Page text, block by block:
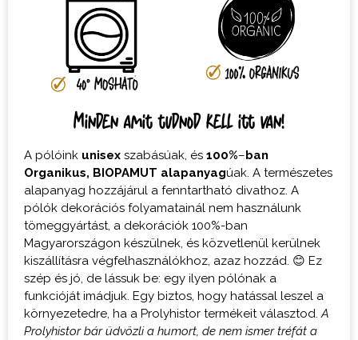
Minden amit tudnod kell itt van!
A pólóink unisex szabásúak, és 100%–ban
Organikus, BIOPAMUT alapanyagúak. A természetes
alapanyag hozzájárul a fenntartható divathoz. A
pólók dekorációs folyamatainál nem használunk
tömeggyártást, a dekorációk 100%-ban
Magyarországon készülnek, és közvetlenül kerülnek
kiszállításra végfelhasználókhoz, azaz hozzád. 😊 Ez
szép és jó, de lássuk be: egy ilyen pólónak a
funkcióját imádjuk. Egy biztos, hogy hatással leszel a
környezetedre, ha a Prolyhistor termékeit választod.A
Prolyhistor bár üdvözli a humort, de nem ismer tréfát a